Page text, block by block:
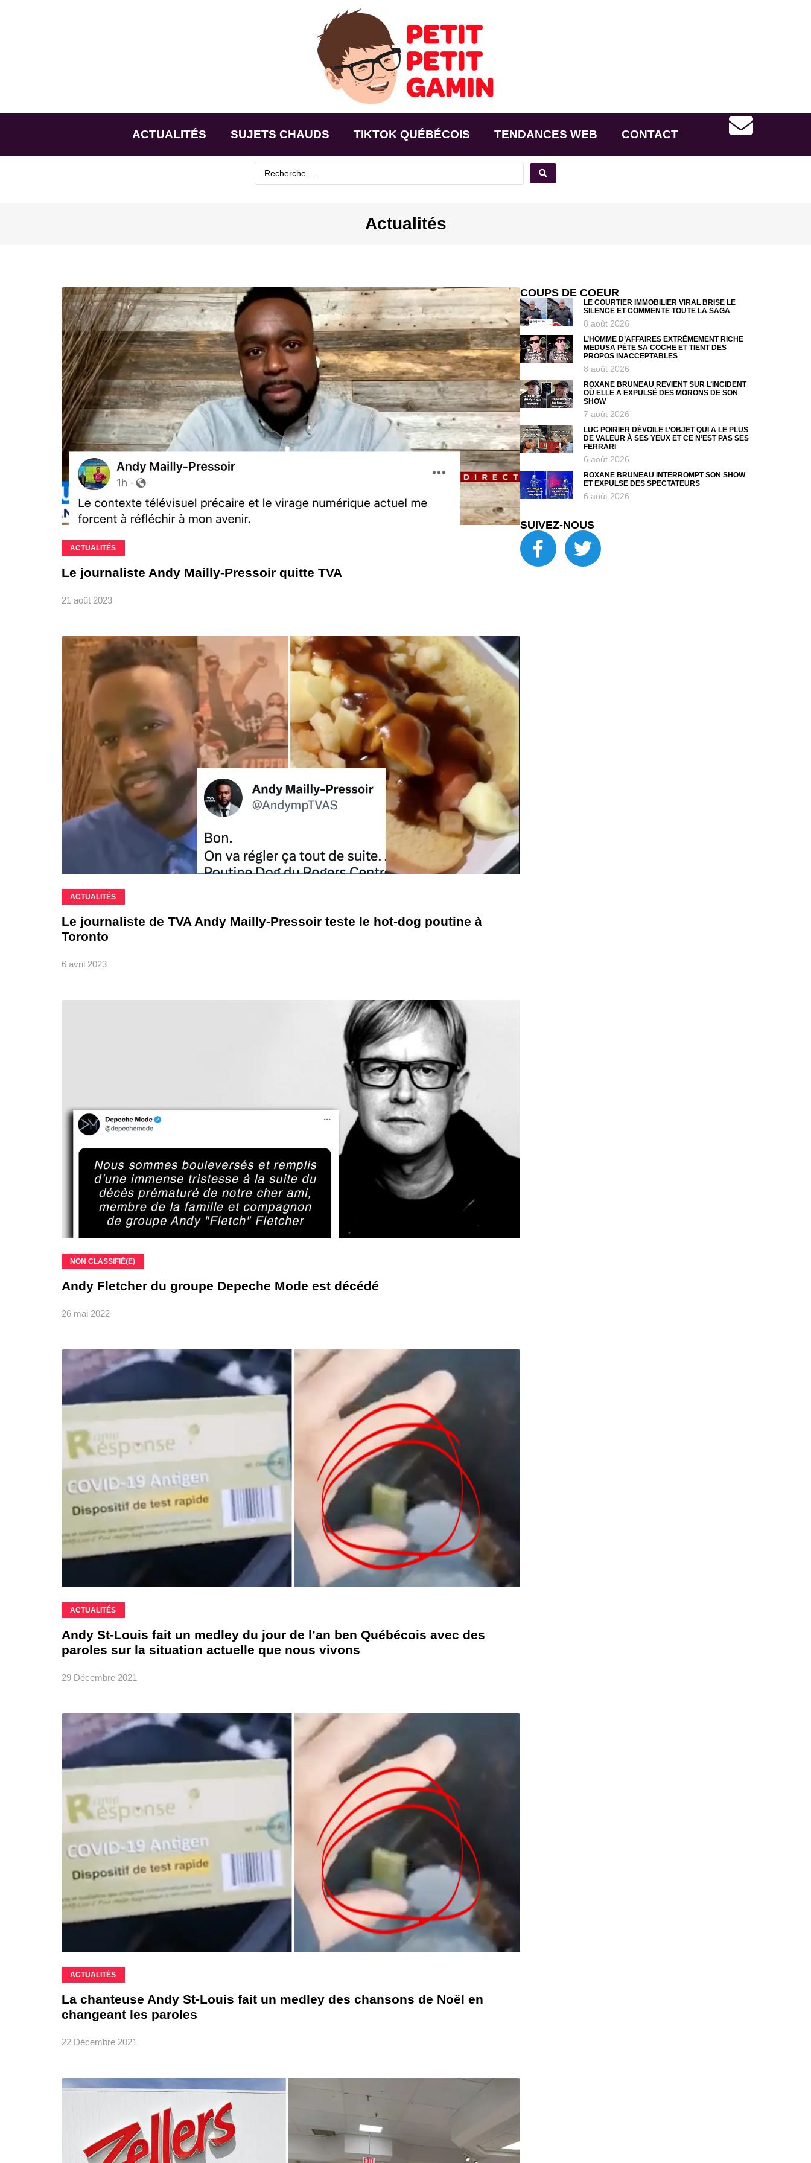
ACTUALITÉS SUJETS CHAUDS TIKTOK QUÉBÉCOIS TENDANCES WEB CONTACT
Actualités
ACTUALITÉS
Le journaliste Andy Mailly-Pressoir quitte TVA
21 août 2023
ACTUALITÉS
Le journaliste de TVA Andy Mailly-Pressoir teste le hot-dog poutine à
Toronto
6 avril 2023
NON CLASSIFIÉ(E)
Andy Fletcher du groupe Depeche Mode est décédé
26 mai 2022
ACTUALITÉS
Andy St-Louis fait un medley du jour de l’an ben Québécois avec des
paroles sur la situation actuelle que nous vivons
29 Décembre 2021
ACTUALITÉS
La chanteuse Andy St-Louis fait un medley des chansons de Noël en
changeant les paroles
22 Décembre 2021
COUPS DE COEUR
LE COURTIER IMMOBILIER VIRAL BRISE LE
SILENCE ET COMMENTE TOUTE LA SAGA
8 août 2026
L’HOMME D’AFFAIRES EXTRÊMEMENT RICHE
MEDUSA PÈTE SA COCHE ET TIENT DES
PROPOS INACCEPTABLES
8 août 2026
ROXANE BRUNEAU REVIENT SUR L’INCIDENT
OÙ ELLE A EXPULSÉ DES MORONS DE SON
SHOW
7 août 2026
LUC POIRIER DÉVOILE L’OBJET QUI A LE PLUS
DE VALEUR À SES YEUX ET CE N’EST PAS SES
FERRARI
6 août 2026
ROXANE BRUNEAU INTERROMPT SON SHOW
ET EXPULSE DES SPECTATEURS
6 août 2026
SUIVEZ-NOUS